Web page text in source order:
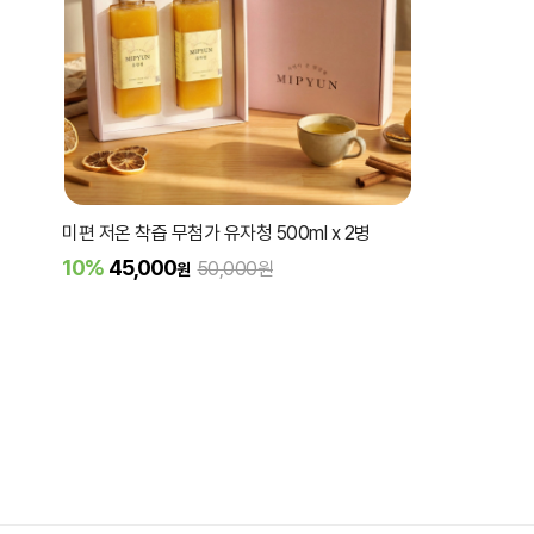
미편 저온 착즙 무첨가 유자청 500ml x 2병
10% 45,000원 50,000원